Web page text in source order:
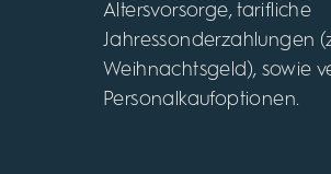
Altersvorsorge, tarifliche
Jahressonderzahlungen
Weihnachtsgeld), sowie
Personalkaufoptionen.